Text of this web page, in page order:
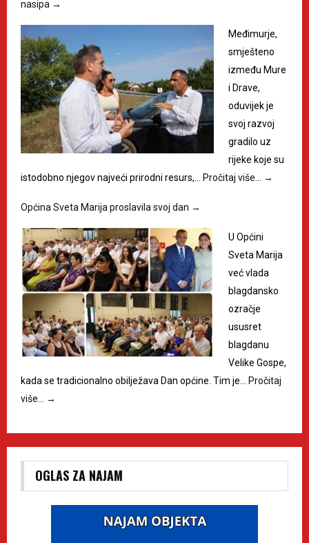
nasipa →
Međimurje,
smješteno
između Mure
i Drave,
oduvijek je
svoj razvoj
gradilo uz
rijeke koje su
istodobno njegov najveći prirodni resurs,…
Pročitaj više… →
Općina Sveta Marija proslavila svoj dan →
U Općini
Sveta Marija
već vlada
blagdansko
ozračje
ususret
blagdanu
Velike Gospe,
kada se tradicionalno obilježava Dan općine. Tim je…
Pročitaj
više…
→
OGLAS ZA NAJAM